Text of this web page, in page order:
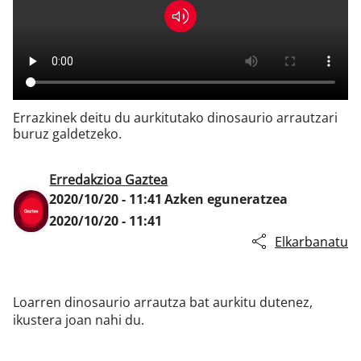
Klisk
Errazkinek deitu du aurkitutako dinosaurio arrautzari
buruz galdetzeko.
Erredakzioa Gaztea
2020/10/20 - 11:41 Azken eguneratzea
2020/10/20 - 11:41
Elkarbanatu
Loarren dinosaurio arrautza bat aurkitu dutenez,
ikustera joan nahi du.